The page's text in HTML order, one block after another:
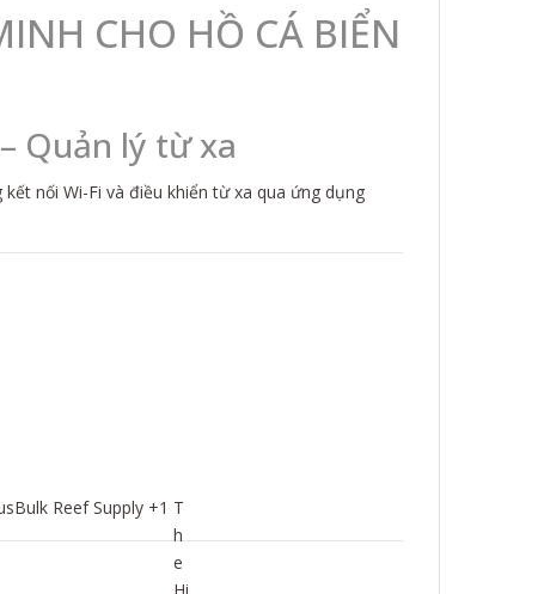
CHO HỒ CÁ BIỂN
Quản lý từ xa
nối Wi-Fi và điều khiển từ xa qua ứng dụng
Bulk Reef Supply +1 T
h
e